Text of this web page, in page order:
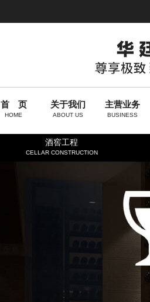
首 页
HOME
关于我们
ABOUT US
主营业务
BUSINESS
酒窖工程
CELLAR CONSTRUCTION